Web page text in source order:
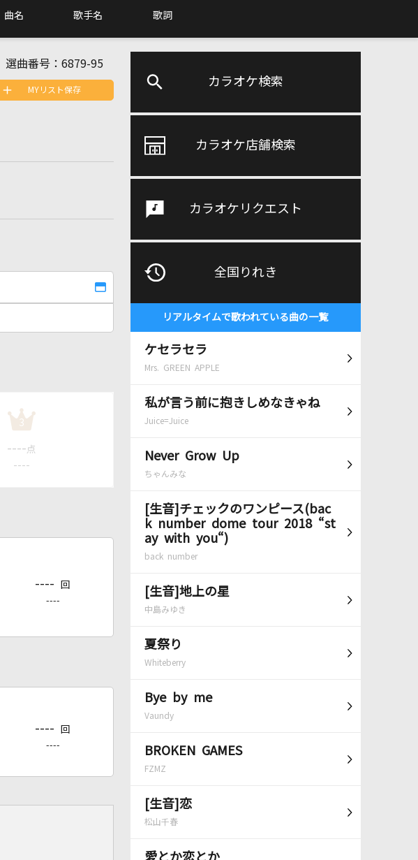
曲名 歌手名 歌詞
カラオケ検索
カラオケ店舗検索
カラオケリクエスト
全国りれき
リアルタイムで歌われている曲の一覧
ケセラセラ
Mrs. GREEN APPLE
私が言う前に抱きしめなきゃね
Juice=Juice
Never Grow Up
ちゃんみな
[生音]チェックのワンピース(bac
k number dome tour 2018 “st
ay with you“)
back number
[生音]地上の星
中島みゆき
夏祭り
Whiteberry
Bye by me
Vaundy
BROKEN GAMES
FZMZ
[生音]恋
松山千春
愛とか恋とか
選曲番号： 6879-95
MYリスト保存
3
---- 点
----
---- 回
----
---- 回
----